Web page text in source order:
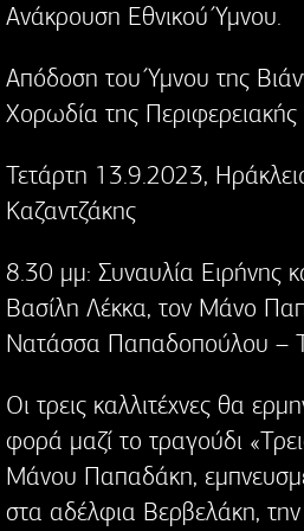
Ανάκρουση Εθνικού Ύμνου.
Απόδοση του Ύμνου της
Χορωδία της
Τετάρτη 13.9.2023,
Καζαντζάκης
8.30 μμ: Συναυλία Ειρήνης
Βασίλη Λέκκα, τον Μάνο
Νατάσσα Παπαδοπούλου –
Οι τρεις καλλιτέχνες θα
φορά μαζί το τραγούδι
Μάνου Παπαδάκη,
στα αδέλφια Βερβελάκη,